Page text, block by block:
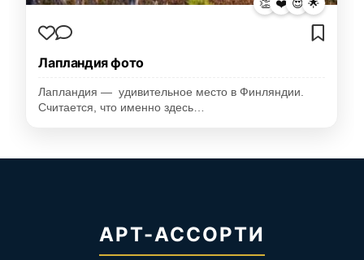
👏 ❤️ 😍 🌟
Лапландия фото
Лапландия — удивительное место в Финляндии.
Считается, что именно здесь…
АРТ-АССОРТИ